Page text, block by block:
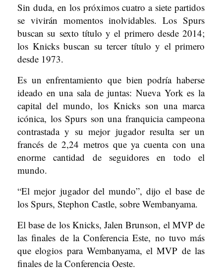
Sin duda, en los próximos cuatro a siete partidos
se vivirán momentos inolvidables. Los Spurs
buscan su sexto título y el primero desde 2014;
los Knicks buscan su tercer título y el primero
desde 1973.
Es un enfrentamiento que bien podría haberse
ideado en una sala de juntas: Nueva York es la
capital del mundo, los Knicks son una marca
icónica, los Spurs son una franquicia campeona
contrastada y su mejor jugador resulta ser un
francés de 2,24 metros que ya cuenta con una
enorme cantidad de seguidores en todo el
mundo.
“El mejor jugador del mundo”, dijo el base de
los Spurs, Stephon Castle, sobre Wembanyama.
El base de los Knicks, Jalen Brunson, el MVP de
las finales de la Conferencia Este, no tuvo más
que elogios para Wembanyama, el MVP de las
finales de la Conferencia Oeste.